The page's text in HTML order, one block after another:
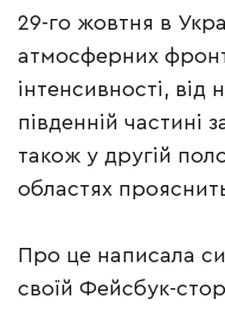
29-го жовтня в
атмосферних
інтенсивності,
південній частині
також у другій
областях
Про це написала
своїй Фейсбук-